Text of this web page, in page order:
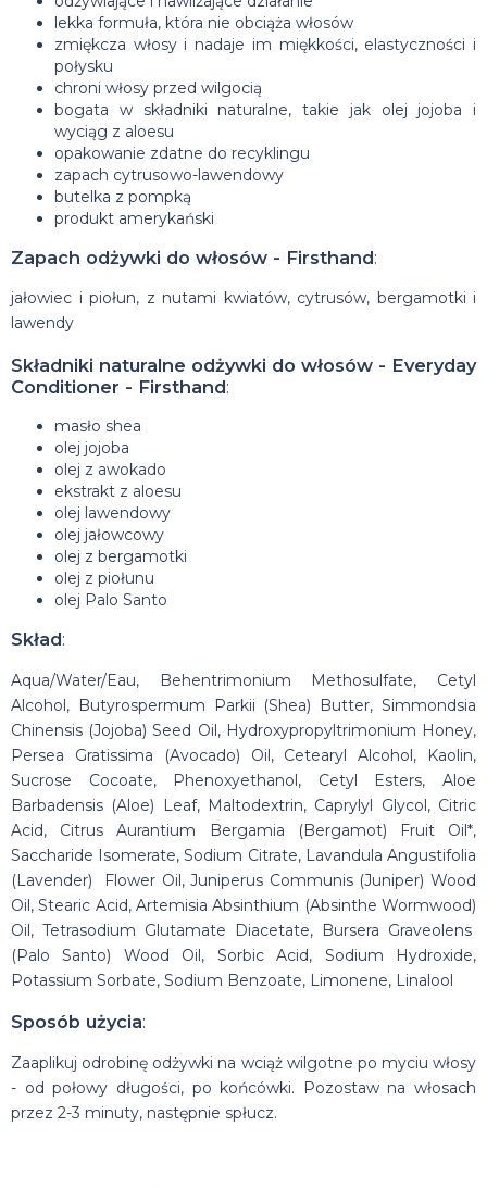
lekka formuła, która nie obciąża włosów
zmiękcza włosy i nadaje im miękkości, elastyczności i
połysku
chroni włosy przed wilgocią
bogata w składniki naturalne, takie jak olej jojoba i
wyciąg z aloesu
opakowanie zdatne do recyklingu
zapach cytrusowo-lawendowy
butelka z pompką
produkt amerykański
Zapach odżywki do włosów - Firsthand:
jałowiec i piołun, z nutami kwiatów, cytrusów, bergamotki i
lawendy
Składniki naturalne odżywki do włosów - Everyday
Conditioner - Firsthand:
masło shea
olej jojoba
olej z awokado
ekstrakt z aloesu
olej lawendowy
olej jałowcowy
olej z bergamotki
olej z piołunu
olej Palo Santo
Skład:
Aqua/Water/Eau, Behentrimonium Methosulfate, Cetyl
Alcohol, Butyrospermum Parkii (Shea) Butter, Simmondsia
Chinensis (Jojoba) Seed Oil, Hydroxypropyltrimonium Honey,
Persea Gratissima (Avocado) Oil, Cetearyl Alcohol, Kaolin,
Sucrose Cocoate, Phenoxyethanol, Cetyl Esters, Aloe
Barbadensis (Aloe) Leaf, Maltodextrin, Caprylyl Glycol, Citric
Acid, Citrus Aurantium Bergamia (Bergamot) Fruit Oil*,
Saccharide Isomerate, Sodium Citrate, Lavandula Angustifolia
(Lavender) Flower Oil, Juniperus Communis (Juniper) Wood
Oil, Stearic Acid, Artemisia Absinthium (Absinthe Wormwood)
Oil, Tetrasodium Glutamate Diacetate, Bursera Graveolens
(Palo Santo) Wood Oil, Sorbic Acid, Sodium Hydroxide,
Potassium Sorbate, Sodium Benzoate, Limonene, Linalool
Sposób użycia:
Zaaplikuj odrobinę odżywki na wciąż wilgotne po myciu włosy
- od połowy długości, po końcówki. Pozostaw na włosach
przez 2-3 minuty, następnie spłucz.